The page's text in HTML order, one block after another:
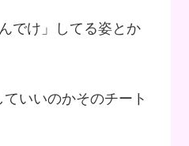
でけ」してる姿とか
いいのかそのチート